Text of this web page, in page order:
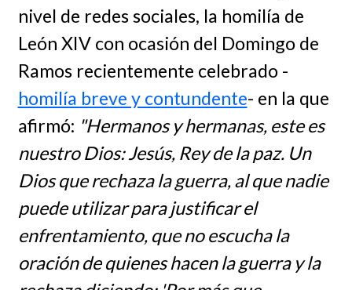
nivel de redes sociales, la homilía de
León XIV con ocasión del Domingo de
Ramos recientemente celebrado -
homilía breve y contundente- en la que
afirmó: "Hermanos y hermanas, este es
nuestro Dios: Jesús, Rey de la paz. Un
Dios que rechaza la guerra, al que nadie
puede utilizar para justificar el
enfrentamiento, que no escucha la
oración de quienes hacen la guerra y la